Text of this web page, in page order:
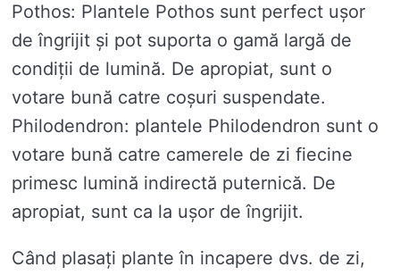
Pothos: Plantele Pothos sunt perfect ușor
de îngrijit și pot suporta o gamă largă de
condiții de lumină. De apropiat, sunt o
votare bună catre coșuri suspendate.
Philodendron: plantele Philodendron sunt o
votare bună catre camerele de zi fiecine
primesc lumină indirectă puternică. De
apropiat, sunt ca la ușor de îngrijit.
Când plasați plante în incapere dvs. de zi,